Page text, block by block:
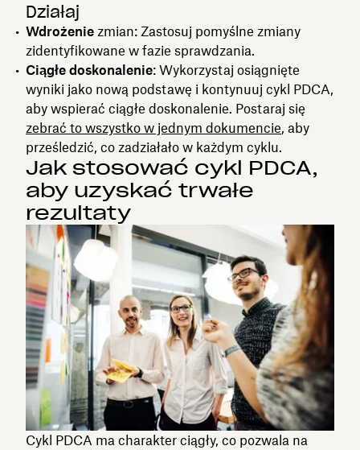
Działaj
Wdrożenie zmian: Zastosuj pomyślne zmiany
zidentyfikowane w fazie sprawdzania.
Ciągłe doskonalenie: Wykorzystaj osiągnięte
wyniki jako nową podstawę i kontynuuj cykl PDCA,
aby wspierać ciągłe doskonalenie. Postaraj się
zebrać to wszystko w jednym dokumencie, aby
prześledzić, co zadziałało w każdym cyklu.
Jak stosować cykl PDCA,
aby uzyskać trwałe
rezultaty
Cykl PDCA ma charakter ciągły, co pozwala na